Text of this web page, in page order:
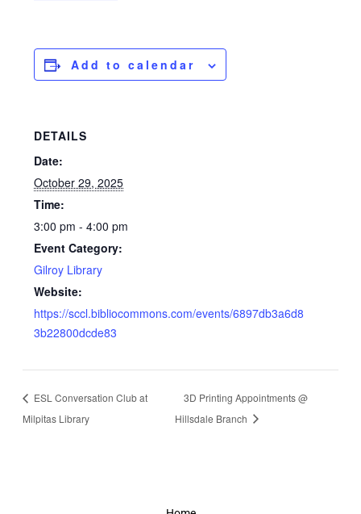
Add to calendar
DETAILS
Date:
October 29, 2025
Time:
3:00 pm - 4:00 pm
Event Category:
Gilroy Library
Website:
https://sccl.bibliocommons.com/events/6897db3a6d8
3b22800dcde83
ESL Conversation Club at
Milpitas Library
3D Printing Appointments @
Hillsdale Branch